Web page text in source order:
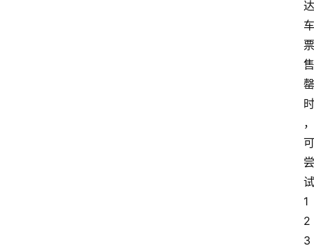
达
车
票
售
罄
时
，
可
尝
试
1
2
3